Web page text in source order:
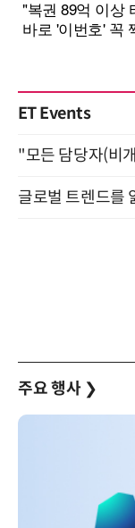
ET Events
주요 행사 ❯